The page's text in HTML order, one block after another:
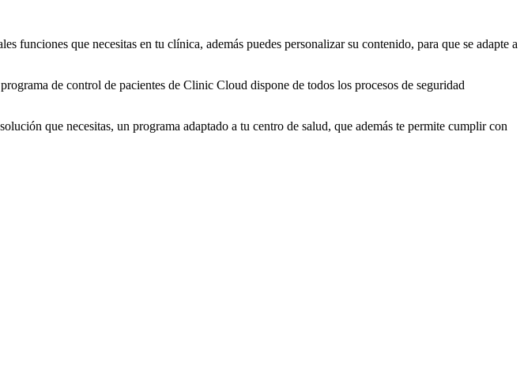
que necesitas en tu clínica, además puedes personalizar su contenido, para que se adapte a
de control de pacientes de Clinic Cloud dispone de todos los procesos de seguridad
que necesitas, un programa adaptado a tu centro de salud, que además te permite cumplir con